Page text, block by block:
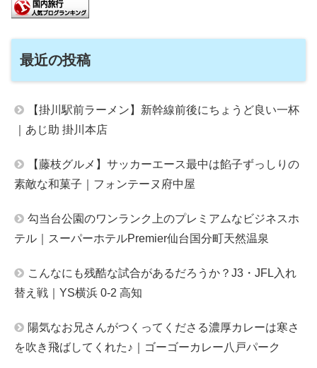
最近の投稿
【掛川駅前ラーメン】新幹線前後にちょうど良い一杯
｜あじ助 掛川本店
【藤枝グルメ】サッカーエース最中は餡子ずっしりの
素敵な和菓子｜フォンテーヌ府中屋
勾当台公園のワンランク上のプレミアムなビジネスホ
テル｜スーパーホテルPremier仙台国分町天然温泉
こんなにも残酷な試合があるだろうか？J3・JFL入れ
替え戦｜YS横浜 0-2 高知
陽気なお兄さんがつくってくださる濃厚カレーは寒さ
を吹き飛ばしてくれた♪｜ゴーゴーカレー八戸パーク